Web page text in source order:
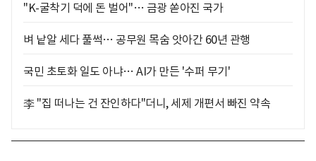
"K-굴착기 덕에 돈 벌어"… 금광 쏟아진 국가
벼 낱알 세다 풀썩… 공무원 목숨 앗아간 60년 관행
국민 초토화 일도 아냐… AI가 만든 '수퍼 무기'
李 "집 떠나는 건 잔인하다"더니, 세제 개편서 빠진 약속